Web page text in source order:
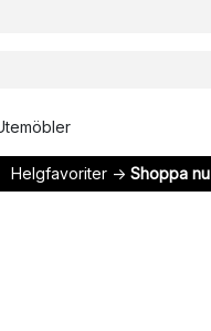
Helgfavoriter → Shoppa nu